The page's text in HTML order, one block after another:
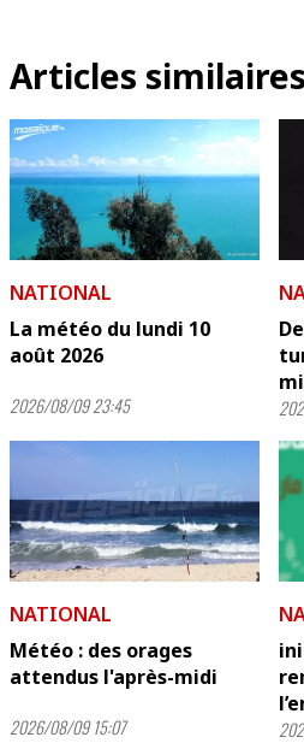
Articles similaires
NATIONAL
La météo du lundi 10
août 2026
2026/08/09 23:45
NATIONAL
Météo : des orages
attendus l'après-midi
2026/08/09 15:07